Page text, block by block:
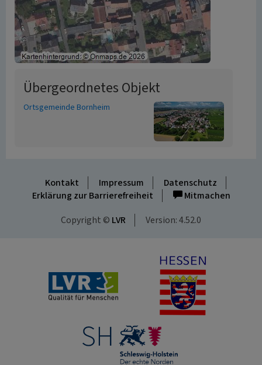
Übergeordnetes Objekt
Ortsgemeinde Bornheim
Kontakt Impressum
Datenschutz
Erklärung zur Barrierefreiheit
Mitmachen
Copyright © LVR Version: 4.52.0